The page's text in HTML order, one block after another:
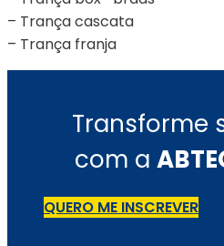
– Trança cascata
– Trança franja
Transforme
com a
QUERO ME INSCREVER